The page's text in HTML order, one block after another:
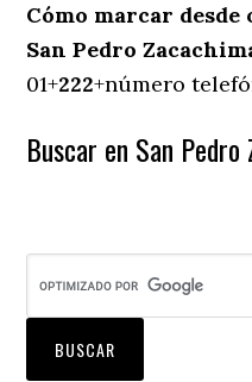
Cómo marcar
San Pedro
01+222+número
Buscar en San